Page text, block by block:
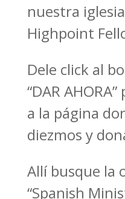
nuestra
Highpoint
Dele click al
“DAR
a la página
diezmos y
Allí busque la
“Spanish